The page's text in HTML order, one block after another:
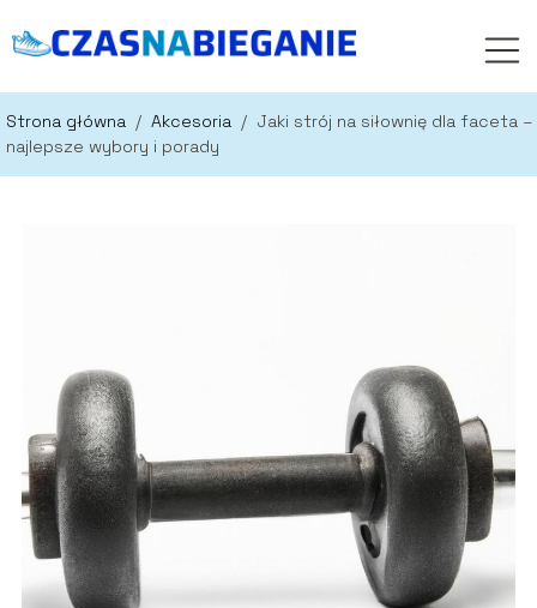
Strona główna / Akcesoria / Jaki strój na siłownię dla faceta –
najlepsze wybory i porady